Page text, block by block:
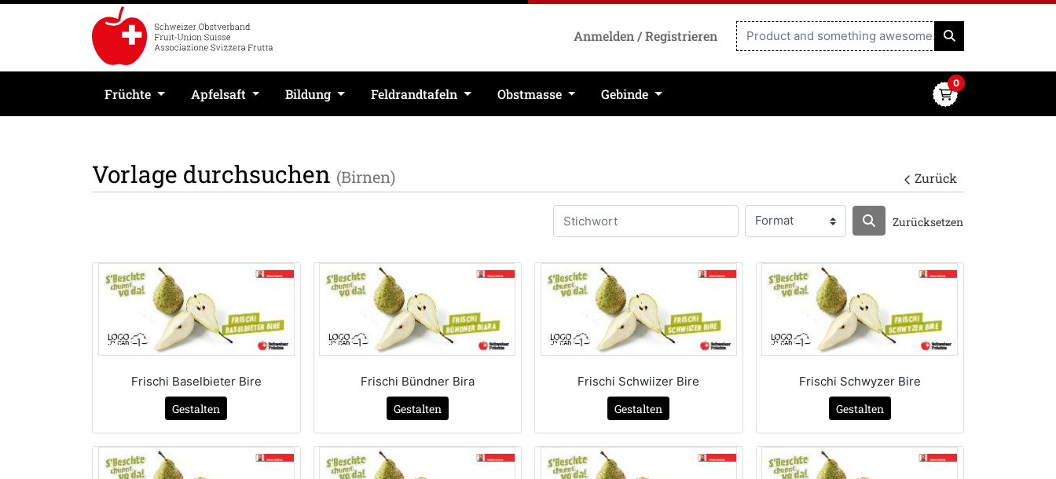
Anmelden / Registrieren
Früchte Apfelsaft Bildung Feldrandtafeln Obstmasse Gebinde
0
Vorlage durchsuchen (Birnen) Zurück
Zurücksetzen
Frischi Baselbieter Bire
Gestalten
Frischi Bündner Bira
Gestalten
Frischi Schwiizer Bire
Gestalten
Frischi Schwyzer Bire
Gestalten